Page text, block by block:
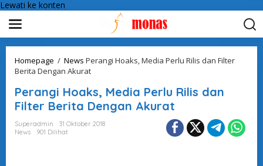
Lewati ke konten
Homepage / News Perangi Hoaks, Media Perlu Rilis dan Filter
Berita Dengan Akurat
Perangi Hoaks, Media Perlu Rilis dan
Filter Berita Dengan Akurat
Superadmin
31 Oktober 2018
News
901 Dilihat